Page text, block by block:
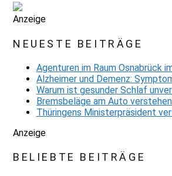
Anzeige
NEUESTE BEITRÄGE
Agenturen im Raum Osnabrück
Alzheimer und Demenz:
Warum ist gesunder Schlaf
Bremsbeläge am Auto
Thüringens Ministerpräsident
Anzeige
BELIEBTE BEITRÄGE